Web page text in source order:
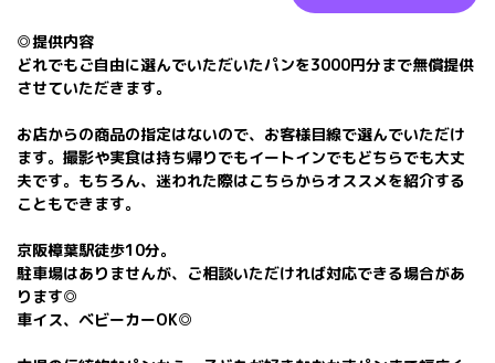
◎提供内容
どれでもご自由に選んでいただいたパンを3000円分まで無償提供
させていただきます。
お店からの商品の指定はないので、お客様目線で選んでいただけ
ます。撮影や実食は持ち帰りでもイートインでもどちらでも大丈
夫です。もちろん、迷われた際はこちらからオススメを紹介する
こともできます。
京阪樟葉駅徒歩10分。
駐車場はありませんが、ご相談いただければ対応できる場合があ
ります◎
車イス、ベビーカーOK◎